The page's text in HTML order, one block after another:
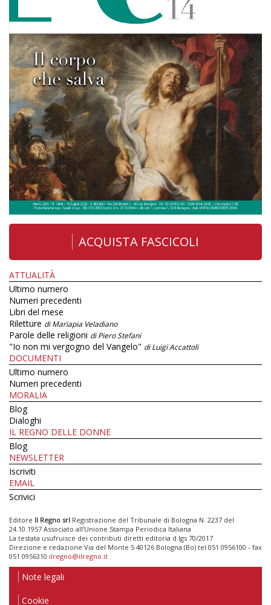
ACQUISTA FASCICOLI
ATTUALITÀ
Ultimo numero
Numeri precedenti
Libri del mese
Riletture di Mariapia Veladiano
Parole delle religioni di Piero Stefani
"Io non mi vergogno del Vangelo" di Luigi Accattoli
DOCUMENTI
Ultimo numero
Numeri precedenti
MORALIA
Blog
Dialoghi
IL REGNO DELLE DONNE
Blog
NEWSLETTER
Iscriviti
EMAIL
Scrivici
Editore Il Regno srl Registrazione del Tribunale di Bologna N. 2237 del
24.10.1957 Associato all’Unione Stampa Periodica Italiana
La testata usufruisce dei contributi diretti editoria d.lgs 70/2017
Direzione e redazione Via del Monte 5 40126 Bologna (Bo) tel 051 0956100 - fax
051 0956310 ilregno@ilregno.it
Note legali
Cookie